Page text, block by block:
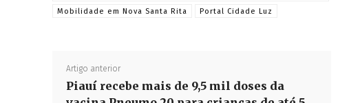
Mobilidade em Nova Santa Rita
Portal Cidade Luz
Artigo anterior
Piauí recebe mais de 9,5 mil doses da